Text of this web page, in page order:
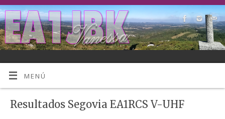
MENÚ
Resultados Segovia EA1RCS V-UHF